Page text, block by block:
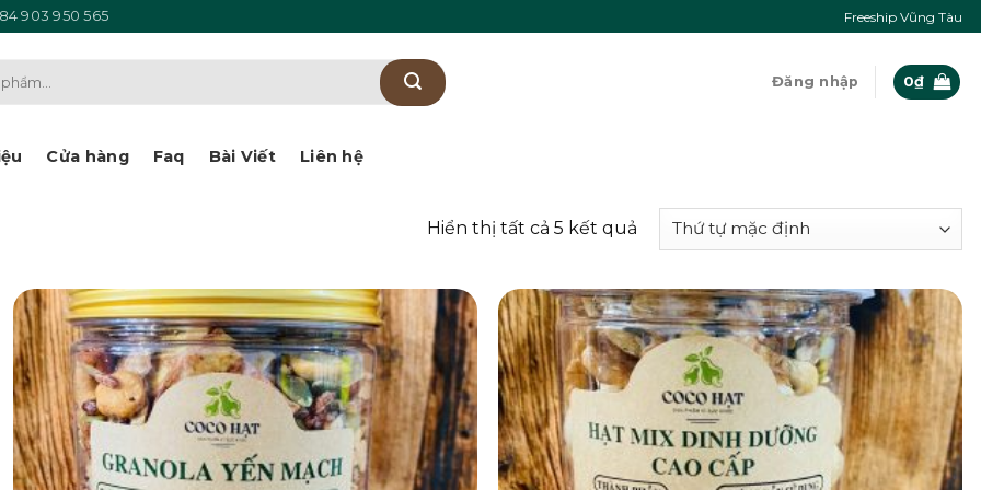
903 950 565 Freeship Vũng Tàu
Đăng nhập 0₫
Cửa hàng Faq Bài Viết Liên hệ
Hiển thị tất cả 5 kết quả